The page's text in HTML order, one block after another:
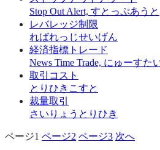
Stop Out Alert, すとっぷあうと
レバレッジ制限
ればれっじせいげん
経済指標トレード
News Time Trade, にゅーすた
取引コスト
とりひきこすと
裁量取引
さいりょうとりひき
投
ページ1 ページ2 ページ3 次へ